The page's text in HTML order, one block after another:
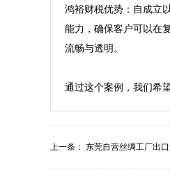
鸿裕财税优势：自成立
能力，确保客户可以在
流畅与透明。
通过这个案例，我们希
上一条： 东莞自营丝绸工厂出